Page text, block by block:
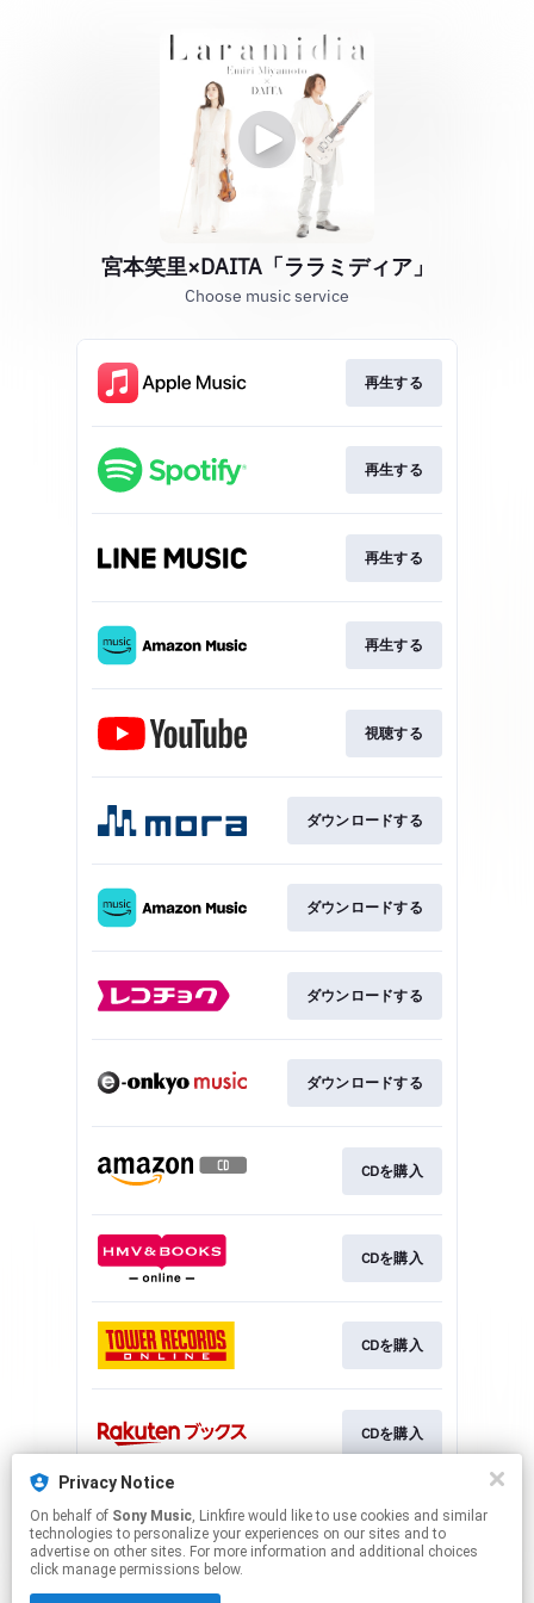
Privacy Notice
On behalf of Sony Music, Linkfire would like to use cookies and similar
technologies to personalize your experiences on our sites and to
advertise on other sites. For more information and additional choices
click manage permissions below.
宮本笑里×DAITA「ララミディア」
Choose music service
再生する
再生する
再生する
再生する
視聴する
ダウンロードする
ダウンロードする
ダウンロードする
ダウンロードする
CDを購入
CDを購入
CDを購入
CDを購入
CDを購入